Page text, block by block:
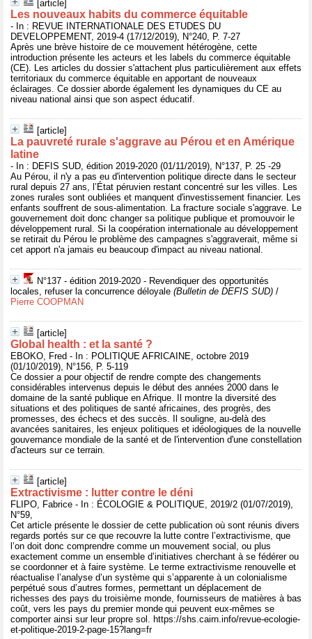
[article]
Les nouveaux habits du commerce équitable
- In : REVUE INTERNATIONALE DES ETUDES DU
DEVELOPPEMENT, 2019-4 (17/12/2019), N°240, P. 7-27
Après une brève histoire de ce mouvement hétérogène, cette
introduction présente les acteurs et les labels du commerce équitable
(CE). Les articles du dossier s'attachent plus particulièrement aux effets
territoriaux du commerce équitable en apportant de nouveaux
éclairages. Ce dossier aborde également les dynamiques du CE au
niveau national ainsi que son aspect éducatif.
[article]
La pauvreté rurale s'aggrave au Pérou et en Amérique
latine
- In : DEFIS SUD, édition 2019-2020 (01/11/2019), N°137, P. 25 -29
Au Pérou, il n'y a pas eu d'intervention politique directe dans le secteur
rural depuis 27 ans, l’État péruvien restant concentré sur les villes. Les
zones rurales sont oubliées et manquent d'investissement financier. Les
enfants souffrent de sous-alimentation. La fracture sociale s'aggrave. Le
gouvernement doit donc changer sa politique publique et promouvoir le
développement rural. Si la coopération internationale au développement
se retirait du Pérou le problème des campagnes s'aggraverait, même si
cet apport n'a jamais eu beaucoup d'impact au niveau national.
N°137 - édition 2019-2020 - Revendiquer des opportunités
locales, refuser la concurrence déloyale (Bulletin de DEFIS SUD) /
Pierre COOPMAN
[article]
Global health : et la santé ?
EBOKO, Fred - In : POLITIQUE AFRICAINE, octobre 2019
(01/10/2019), N°156, P. 5-119
Ce dossier a pour objectif de rendre compte des changements
considérables intervenus depuis le début des années 2000 dans le
domaine de la santé publique en Afrique. Il montre la diversité des
situations et des politiques de santé africaines, des progrès, des
promesses, des échecs et des succès. Il souligne, au-delà des
avancées sanitaires, les enjeux politiques et idéologiques de la nouvelle
gouvernance mondiale de la santé et de l'intervention d'une constellation
d'acteurs sur ce terrain.
[article]
Extractivisme : lutter contre le déni
FLIPO, Fabrice - In : ÉCOLOGIE & POLITIQUE, 2019/2 (01/07/2019),
N°59,
Cet article présente le dossier de cette publication où sont réunis divers
regards portés sur ce que recouvre la lutte contre l’extractivisme, que
l’on doit donc comprendre comme un mouvement social, ou plus
exactement comme un ensemble d’initiatives cherchant à se fédérer ou
se coordonner et à faire système. Le terme extractivisme renouvelle et
réactualise l’analyse d’un système qui s’apparente à un colonialisme
perpétué sous d’autres formes, permettant un déplacement de
richesses des pays du troisième monde, fournisseurs de matières à bas
coût, vers les pays du premier monde qui peuvent eux-mêmes se
comporter ainsi sur leur propre sol. https://shs.cairn.info/revue-ecologie-
et-politique-2019-2-page-15?lang=fr